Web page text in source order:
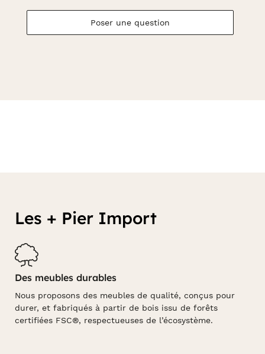
Poser une question
Les + Pier Import
Des meubles durables
Nous proposons des meubles de qualité, conçus pour
durer, et fabriqués à partir de bois issu de forêts
certifiées FSC®, respectueuses de l’écosystème.